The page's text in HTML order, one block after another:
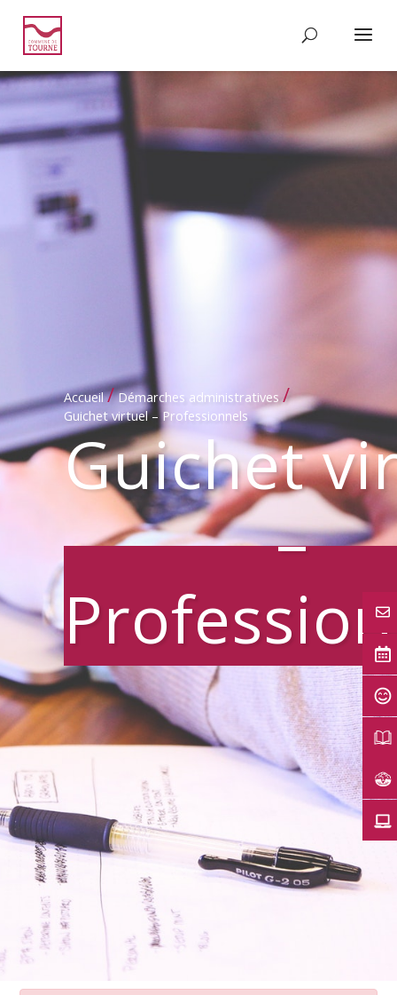
Accueil / Démarches administratives /
Guichet virtuel – Professionnels
Guichet
–